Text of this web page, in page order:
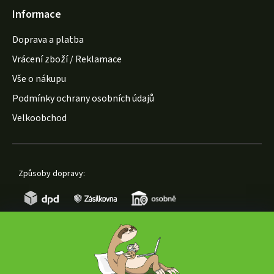
Informace
Doprava a platba
Vrácení zboží / Reklamace
Vše o nákupu
Podmínky ochrany osobních údajů
Velkoobchod
Způsoby dopravy: